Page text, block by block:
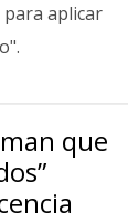
aplicar
que